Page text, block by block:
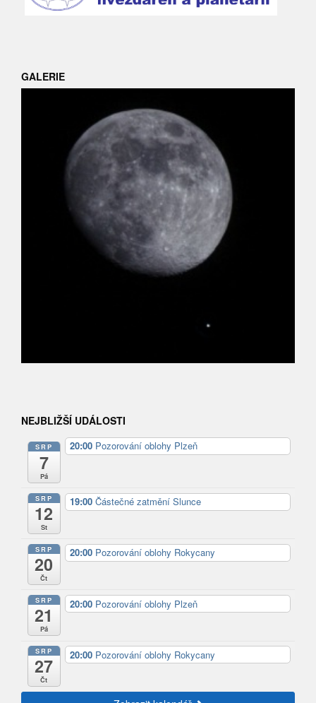
GALERIE
NEJBLIŽŠÍ UDÁLOSTI
SRP
7
Pá
20:00 Pozorování oblohy Plzeň
SRP
12
St
19:00 Částečné zatmění Slunce
SRP
20
Čt
20:00 Pozorování oblohy Rokycany
SRP
21
Pá
20:00 Pozorování oblohy Plzeň
SRP
27
Čt
20:00 Pozorování oblohy Rokycany